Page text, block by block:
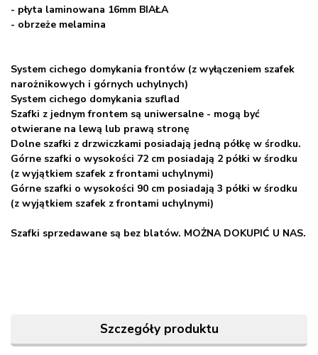
- płyta laminowana 16mm BIAŁA
- obrzeże melamina
System cichego domykania frontów (z wyłączeniem szafek
narożnikowych i górnych uchylnych)
System cichego domykania szuflad
Szafki z jednym frontem są uniwersalne - mogą być
otwierane na lewą lub prawą stronę
Dolne szafki z drzwiczkami posiadają jedną półkę w środku.
Górne szafki o wysokości 72 cm posiadają 2 półki w środku
(z wyjątkiem szafek z frontami uchylnymi)
Górne szafki o wysokości 90 cm posiadają 3 półki w środku
(z wyjątkiem szafek z frontami uchylnymi)
Szafki sprzedawane są bez blatów. MOŻNA DOKUPIĆ U NAS.
Szczegóły produktu